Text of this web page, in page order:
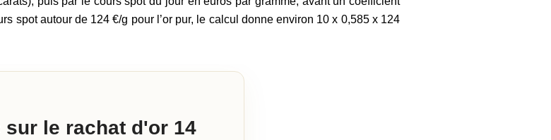
spot autour de 124 €/g pour l’or pur, le calcul donne environ 10 x 0,585 x 124
le rachat d'or 14